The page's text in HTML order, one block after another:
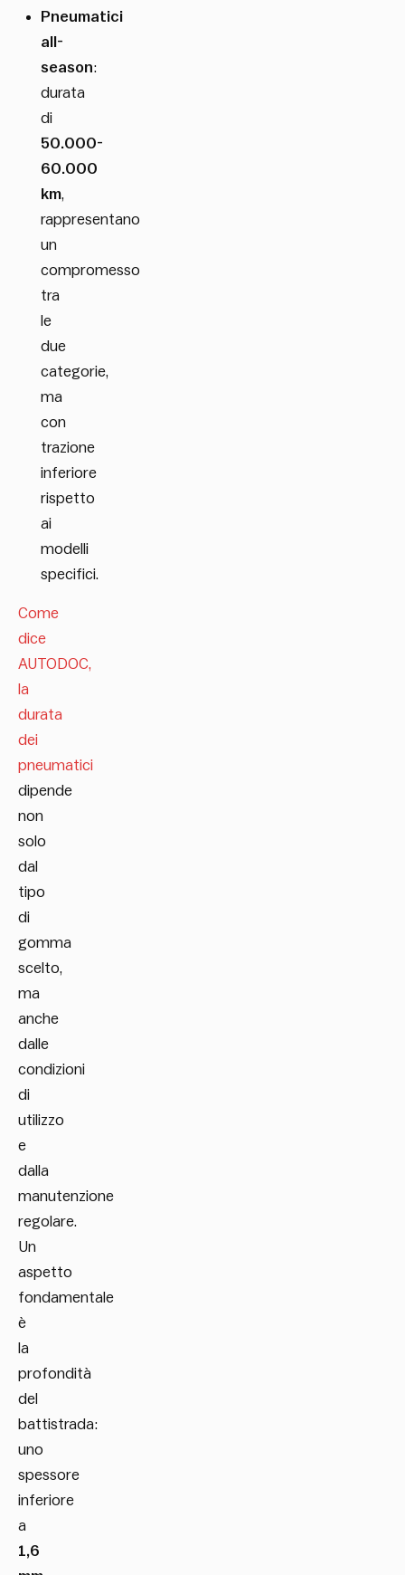
Pneumatici
all-
season:
durata
di
50.000-
60.000
km,
rappresentano
un
compromesso
tra
le
due
categorie,
ma
con
trazione
inferiore
rispetto
ai
modelli
specifici.
Come
dice
AUTODOC,
la
durata
dei
pneumatici
dipende
non
solo
dal
tipo
di
gomma
scelto,
ma
anche
dalle
condizioni
di
utilizzo
e
dalla
manutenzione
regolare.
Un
aspetto
fondamentale
è
la
profondità
del
battistrada:
uno
spessore
inferiore
a
1,6